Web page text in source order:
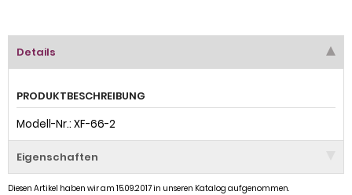
Details
PRODUKTBESCHREIBUNG
Modell-Nr.: XF-66-2
Eigenschaften
Diesen Artikel haben wir am 15.09.2017 in unseren Katalog aufgenommen.